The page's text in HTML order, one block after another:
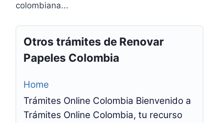
colombiana...
Otros trámites de Renovar
Papeles Colombia
Home
Trámites Online Colombia Bienvenido a
Trámites Online Colombia, tu recurso